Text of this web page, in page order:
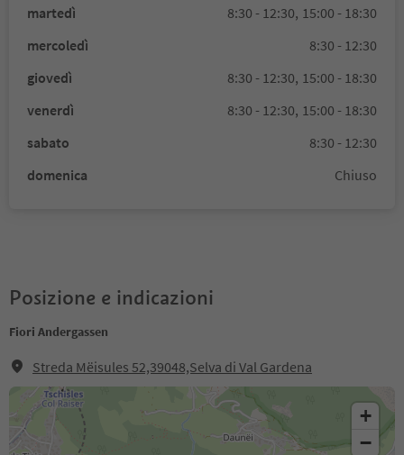
martedì
8:30 - 12:30, 15:00 - 18:30
mercoledì
8:30 - 12:30
giovedì
8:30 - 12:30, 15:00 - 18:30
venerdì
8:30 - 12:30, 15:00 - 18:30
sabato
8:30 - 12:30
domenica
Chiuso
Posizione e indicazioni
Fiori Andergassen
Streda Mëisules 52,39048,Selva di Val Gardena
+
−